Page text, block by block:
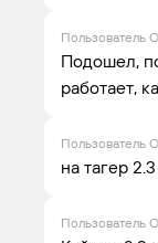
Пользователь
Подошел,
работает,
Пользователь
на тагер
Пользователь